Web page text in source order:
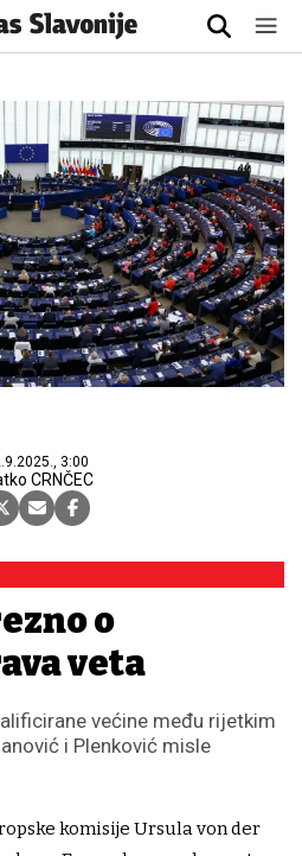
3:00
CRNČEC
o
veta
većine među rijetkim
i Plenković misle
komisije Ursula von der